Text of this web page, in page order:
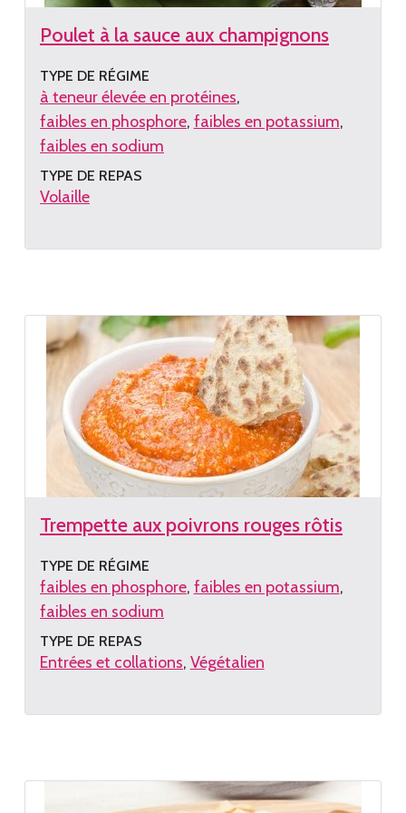
Poulet à la sauce aux champignons
TYPE DE RÉGIME
à teneur élevée en protéines
faibles en phosphore faibles en potassium
faibles en sodium
TYPE DE REPAS
Volaille
Lire
Trempette aux poivrons rouges rôtis
TYPE DE RÉGIME
faibles en phosphore faibles en potassium
faibles en sodium
TYPE DE REPAS
Entrées et collations Végétalien
Lire